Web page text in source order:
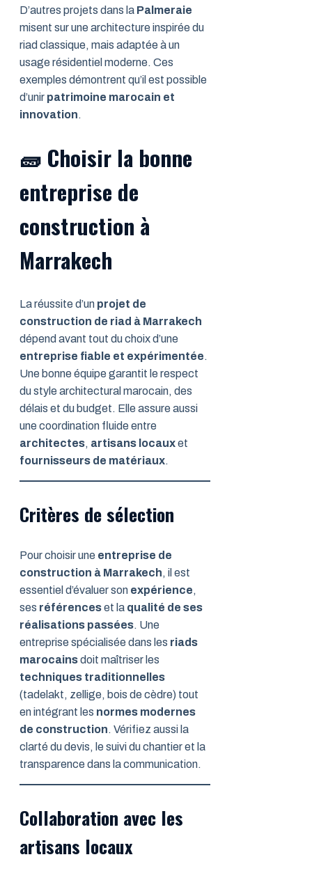
D’autres projets dans la Palmeraie
misent sur une architecture inspirée du
riad classique, mais adaptée à un
usage résidentiel moderne. Ces
exemples démontrent qu’il est possible
d’unir patrimoine marocain et
innovation.
🧱 Choisir la bonne
entreprise de
construction à
Marrakech
La réussite d’un projet de
construction de riad à Marrakech
dépend avant tout du choix d’une
entreprise fiable et expérimentée.
Une bonne équipe garantit le respect
du style architectural marocain, des
délais et du budget. Elle assure aussi
une coordination fluide entre
architectes, artisans locauxet
fournisseurs de matériaux.
Critères de sélection
Pour choisir une entreprise de
construction à Marrakech, il est
essentiel d’évaluer son expérience,
ses référenceset la qualité de ses
réalisations passées. Une
entreprise spécialisée dans les riads
marocainsdoit maîtriser les
techniques traditionnelles
(tadelakt, zellige, bois de cèdre) tout
en intégrant les normes modernes
de construction. Vérifiez aussi la
clarté du devis, le suivi du chantier et la
transparence dans la communication.
Collaboration avec les
artisans locaux